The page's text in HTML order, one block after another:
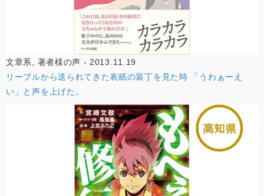
文章系, 著者様の声 - 2013.11.19
リーブルから送られてきた表紙の装丁を見た時 「うわぁーえ
い」と声を上げた。